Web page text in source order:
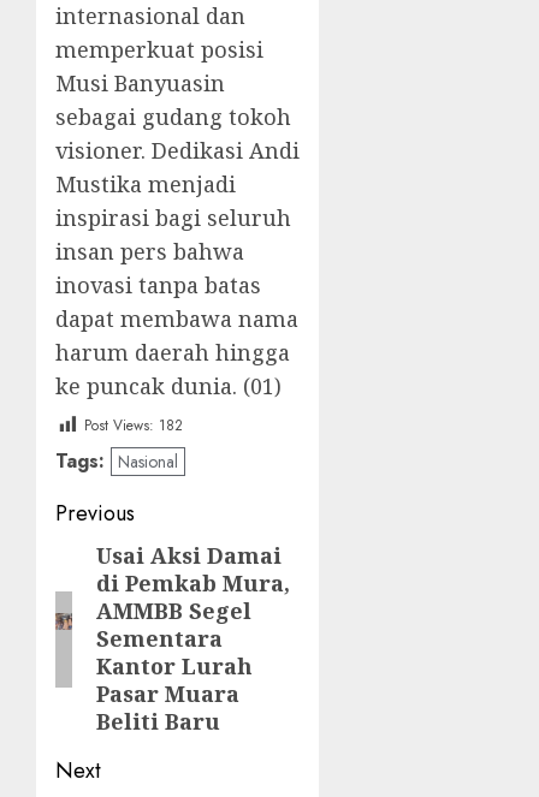
internasional dan
memperkuat posisi
Musi Banyuasin
sebagai gudang tokoh
visioner. Dedikasi Andi
Mustika menjadi
inspirasi bagi seluruh
insan pers bahwa
inovasi tanpa batas
dapat membawa nama
harum daerah hingga
ke puncak dunia. (01)
Post Views: 182
Tags: Nasional
Post
navigation
Previous
Previous
post:
Usai Aksi Damai
di Pemkab Mura,
AMMBB Segel
Sementara
Kantor Lurah
Pasar Muara
Beliti Baru
Next